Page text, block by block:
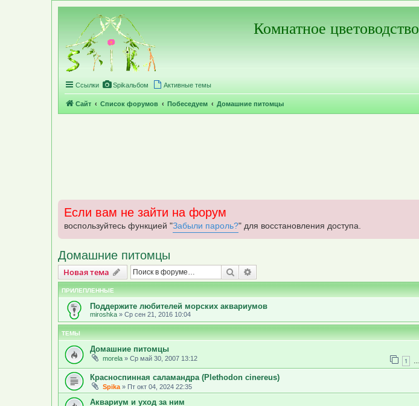
Регистрация Комнатное цветоводство
Ссылки Spikальбом Активные темы
Сайт Список форумов Побеседуем Домашние питомцы
Если вам не зайти на форум
воспользуйтесь функцией "Забыли пароль?" для восстановления доступа.
Домашние питомцы
Новая тема
Новаятема Поиск
ПРИЛЕПЛЕННЫЕ
Поддержите любителей морских аквариумов
miroshka » Ср сен 21, 2016 10:04
ТЕМЫ
Домашние питомцы
morela » Ср май 30, 2007 13:12 1 …
Красноспинная саламандра (Plethodon cinereus)
Spika » Пт окт 04, 2024 22:35
Аквариум и уход за ним